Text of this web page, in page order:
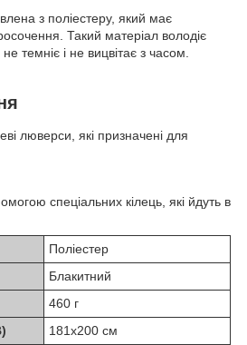
з поліестеру, який має
Такий матеріал володіє
темніє і не вицвітає з часом.
люверси, які призначені для
спеціальних кілець, які йдуть в
Поліестер
Блакитний
460 г
181х200 см